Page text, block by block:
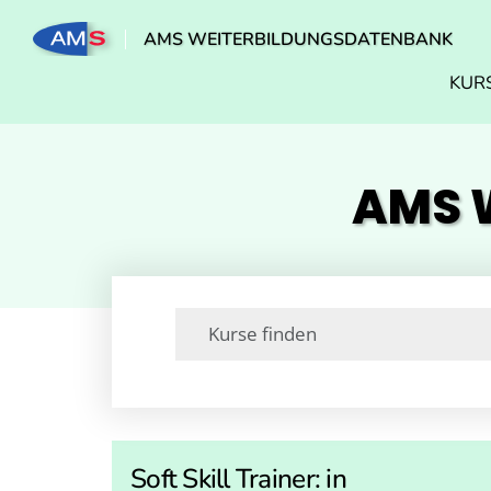
AMS WEITERBILDUNGSDATENBANK
AMS
Soft Skill Trainer: in